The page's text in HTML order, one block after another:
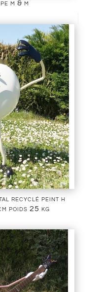
m & m
recyclé peint h
poids 25 kg